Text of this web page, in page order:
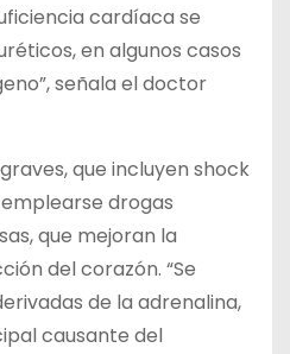
cardíaca se
en algunos casos
señala el doctor
que incluyen shock
drogas
que mejoran la
del corazón. “Se
de la adrenalina,
causante del